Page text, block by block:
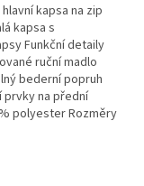
kapsa na zip
kapsa s
Funkční detaily
ruční madlo
bederní popruh
na přední
polyester Rozměry